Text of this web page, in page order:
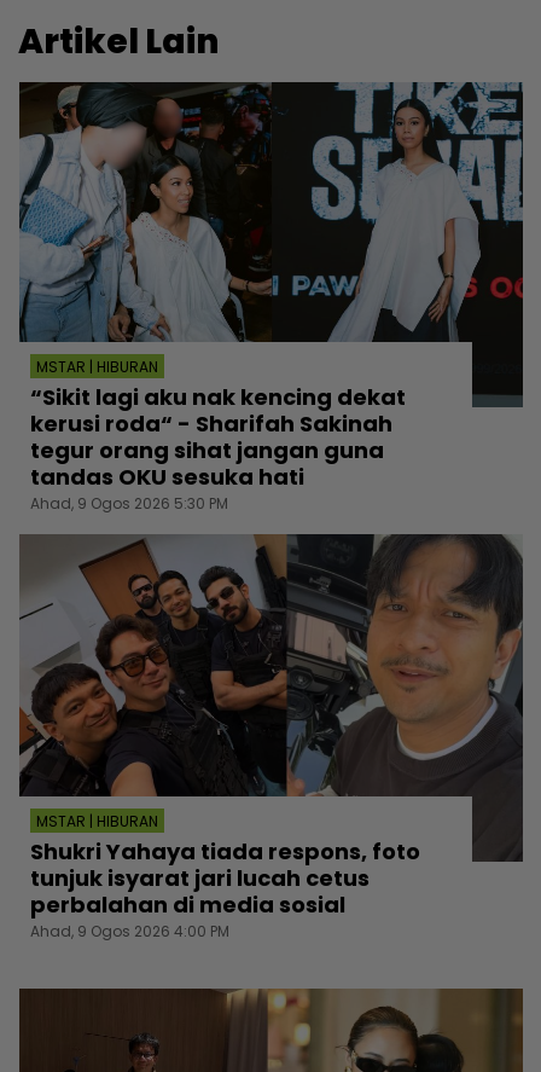
Artikel Lain
MSTAR | HIBURAN
“Sikit lagi aku nak kencing dekat
kerusi roda“ - Sharifah Sakinah
tegur orang sihat jangan guna
tandas OKU sesuka hati
Ahad, 9 Ogos 2026 5:30 PM
MSTAR | HIBURAN
Shukri Yahaya tiada respons, foto
tunjuk isyarat jari lucah cetus
perbalahan di media sosial
Ahad, 9 Ogos 2026 4:00 PM